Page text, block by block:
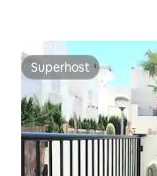
Superhost
Superhost